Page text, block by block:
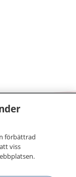
och vård
om
kontakta.
dina
förbättrad
viss